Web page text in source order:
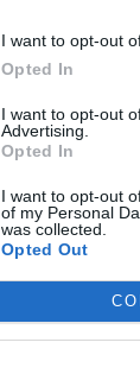
I want to opt-out
Opted In
I want to opt-out
Advertising.
Opted In
I want to opt-out
of my Personal
was collected.
Opted Out